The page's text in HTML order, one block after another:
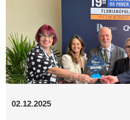
02.12.2025